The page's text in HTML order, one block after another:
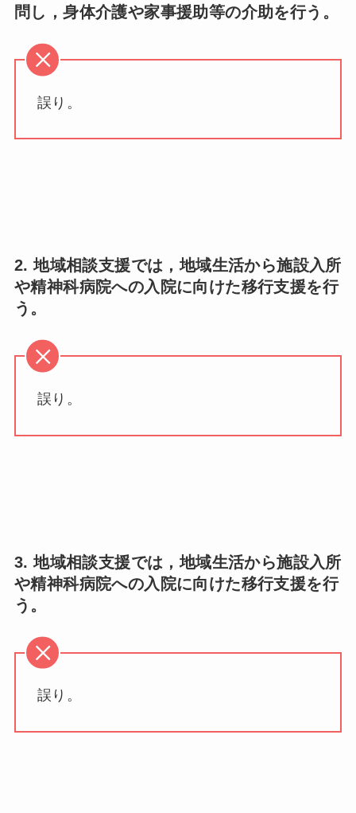
問し，身体介護や家事援助等の介助を行う。
誤り。
2. 地域相談支援では，地域生活から施設入所
や精神科病院への入院に向けた移行支援を行
う。
誤り。
3. 地域相談支援では，地域生活から施設入所
や精神科病院への入院に向けた移行支援を行
う。
誤り。